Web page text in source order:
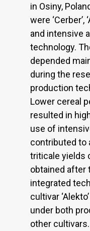
in Osiny,
were ‘Cerber’,
and intensive
technology.
depended
during the
production
Lower cereal
resulted in
use of
contributed to
triticale yields
obtained after
integrated
cultivar
under both
other